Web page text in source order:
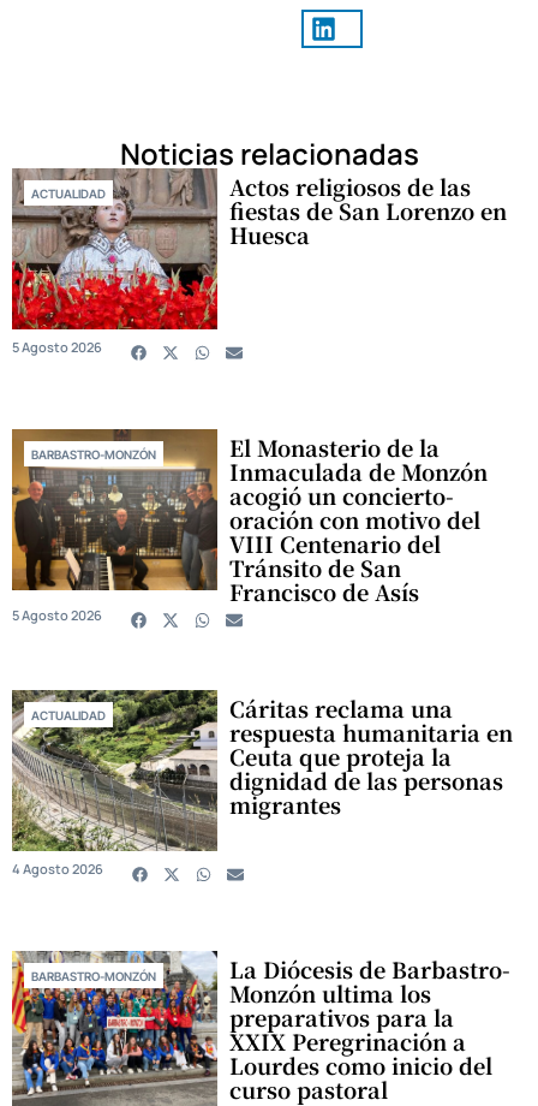
Noticias relacionadas
ACTUALIDAD Actos religiosos de las
fiestas de San Lorenzo en
Huesca
5 Agosto 2026
BARBASTRO-MONZÓN El Monasterio de la
Inmaculada de Monzón
acogió un concierto-
oración con motivo del
VIII Centenario del
Tránsito de San
Francisco de Asís
5 Agosto 2026
ACTUALIDAD Cáritas reclama una
respuesta humanitaria en
Ceuta que proteja la
dignidad de las personas
migrantes
4 Agosto 2026
BARBASTRO-MONZÓN La Diócesis de Barbastro-
Monzón ultima los
preparativos para la
XXIX Peregrinación a
Lourdes como inicio del
curso pastoral